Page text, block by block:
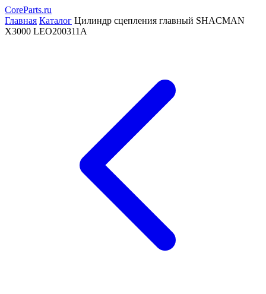
CoreParts.ru
Главная Каталог Цилиндр сцепления главный SHACMAN
X3000 LEO200311A